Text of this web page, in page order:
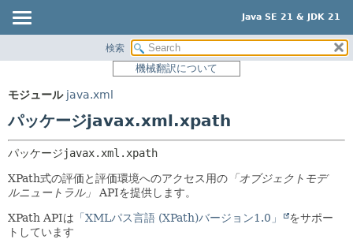
Java SE 21 & JDK 21
パッケージ
クラス
使用
ツリー
プレビュー
新規
パッケージ:
説明
クラスとインタフェース
検索
機械翻訳について
モジュール java.xml
パッケージjavax.xml.xpath
パッケージjavax.xml.xpath
XPath式の評価と評価環境へのアクセス用の 「オブジェクトモデ
ルニュートラル」
APIを提供します。
XPath APIは 「XMLパス言語 (XPath)バージョン1.0」
をサポー
トしています